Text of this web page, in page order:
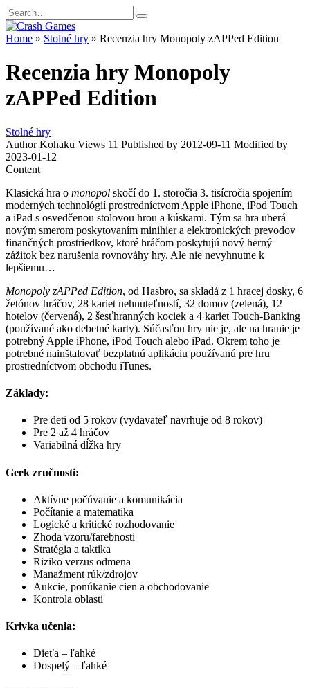
Skip
to
content
Search
for:
Home » Stolné hry » Recenzia hry Monopoly zAPPed Edition
Recenzia hry Monopoly
zAPPed Edition
Stolné hry
Author Kohaku Views 11 Published by 2012-09-11 Modified by
2023-01-12
Content
Klasická hra o monopol skočí do 1. storočia 3. tisícročia spojením
moderných technológií prostredníctvom Apple iPhone, iPod Touch
a iPad s osvedčenou stolovou hrou a kúskami. Tým sa hra uberá
novým smerom poskytovaním minihier a elektronických prevodov
finančných prostriedkov, ktoré hráčom poskytujú nový herný
zážitok bez narušenia rovnováhy hry. Ale nie nevyhnutne k
lepšiemu…
Monopoly zAPPed Edition, od Hasbro, sa skladá z 1 hracej dosky, 6
žetónov hráčov, 28 kariet nehnuteľností, 32 domov (zelená), 12
hotelov (červená), 2 šesťhranných kociek a 4 kariet Touch-Banking
(používané ako debetné karty). Súčasťou hry nie je, ale na hranie je
potrebný Apple iPhone, iPod Touch alebo iPad. Okrem toho je
potrebné nainštalovať bezplatnú aplikáciu používanú pre hru
prostredníctvom obchodu iTunes.
Základy:
Pre deti od 5 rokov (vydavateľ navrhuje od 8 rokov)
Pre 2 až 4 hráčov
Variabilná dĺžka hry
Geek zručnosti:
Aktívne počúvanie a komunikácia
Počítanie a matematika
Logické a kritické rozhodovanie
Zhoda vzoru/farebnosti
Stratégia a taktika
Riziko verzus odmena
Manažment rúk/zdrojov
Aukcie, ponúkanie cien a obchodovanie
Kontrola oblasti
Krivka učenia:
Dieťa – ľahké
Dospelý – ľahké